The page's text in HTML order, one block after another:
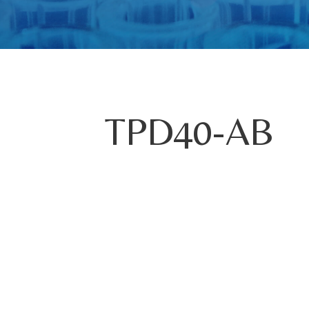
TPD40-AB